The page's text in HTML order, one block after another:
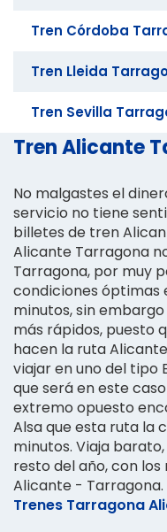
Tren Córdoba
Tren Lleida
Tren Sevilla
Tren Alicante
No malgastes el
servicio no tiene
billetes de tren
Alicante Tarragona
Tarragona, por muy
condiciones óptimas
minutos, sin
más rápidos, puesto
hacen la ruta
viajar en uno del tipo
que será en este
extremo opuesto
Alsa que esta ruta la
minutos. Viaja
resto del año, con
Alicante -
Trenes Tarragona